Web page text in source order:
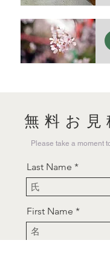
無料お見
Please take a moment
Last Name
First Name